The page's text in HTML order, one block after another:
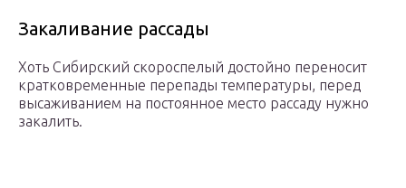
Закаливание рассады
Хоть Сибирский скороспелый достойно переносит
кратковременные перепады температуры, перед
высаживанием на постоянное место рассаду нужно
закалить.